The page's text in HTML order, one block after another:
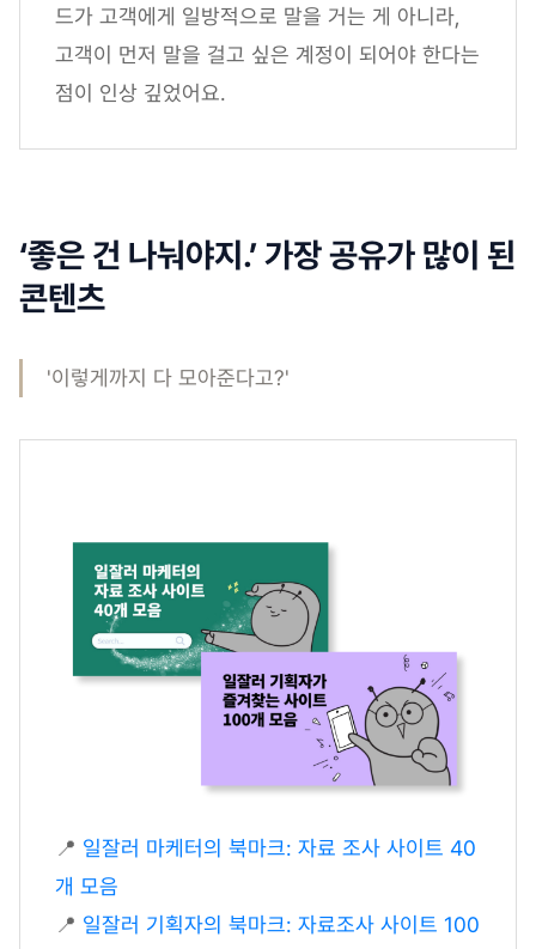
드가 고객에게 일방적으로 말을 거는 게 아니라,
고객이 먼저 말을 걸고 싶은 계정이 되어야 한다는
점이 인상 깊었어요.
‘좋은 건 나눠야지.’ 가장 공유가 많이 된
콘텐츠
'이렇게까지 다 모아준다고?'
📍 일잘러 마케터의 북마크: 자료 조사 사이트 40
개 모음
📍 일잘러 기획자의 북마크: 자료조사 사이트 100